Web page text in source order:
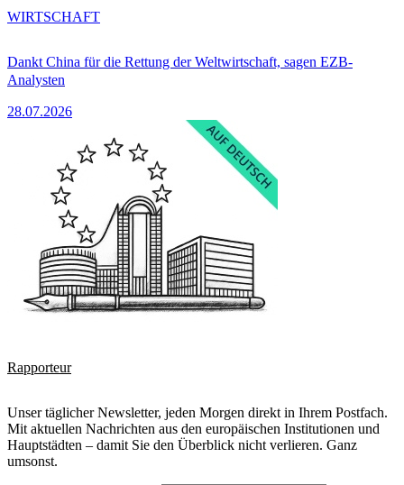
Dankt China für die Rettung der Weltwirtschaft, sagen EZB-
Analysten
28.07.2026
WIRTSCHAFT
Rapporteur
Unser täglicher Newsletter, jeden Morgen direkt in Ihrem Postfach.
Mit aktuellen Nachrichten aus den europäischen Institutionen und
Hauptstädten – damit Sie den Überblick nicht verlieren. Ganz
umsonst.